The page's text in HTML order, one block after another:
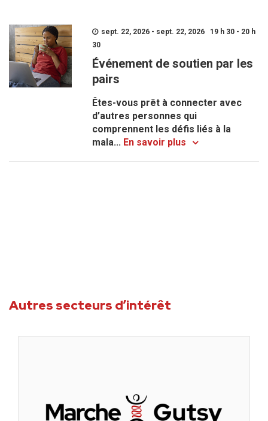
sept. 22, 2026 - sept. 22, 2026 19 h 30 - 20 h
30
Événement de soutien par les
pairs
Êtes-vous prêt à connecter avec
d’autres personnes qui
comprennent les défis liés à la
mala... En savoir plus
Autres secteurs d’intérêt